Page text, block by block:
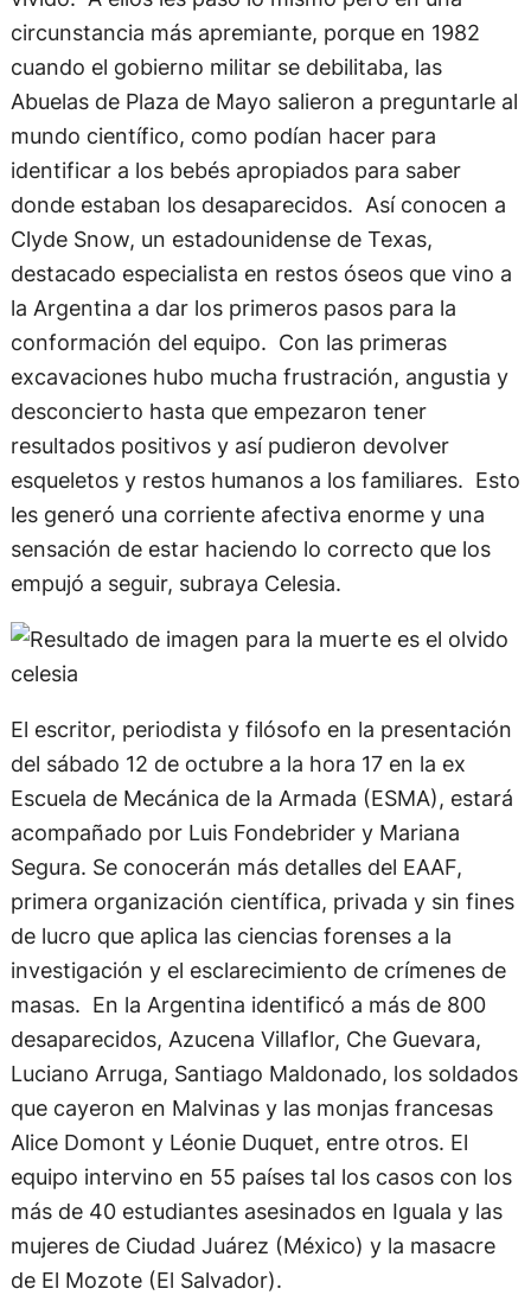
circunstancia más apremiante, porque en 1982
cuando el gobierno militar se debilitaba, las
Abuelas de Plaza de Mayo salieron a preguntarle al
mundo científico, como podían hacer para
identificar a los bebés apropiados para saber
donde estaban los desaparecidos. Así conocen a
Clyde Snow, un estadounidense de Texas,
destacado especialista en restos óseos que vino a
la Argentina a dar los primeros pasos para la
conformación del equipo. Con las primeras
excavaciones hubo mucha frustración, angustia y
desconcierto hasta que empezaron tener
resultados positivos y así pudieron devolver
esqueletos y restos humanos a los familiares. Esto
les generó una corriente afectiva enorme y una
sensación de estar haciendo lo correcto que los
empujó a seguir, subraya Celesia.
El escritor, periodista y filósofo en la presentación
del sábado 12 de octubre a la hora 17 en la ex
Escuela de Mecánica de la Armada (ESMA), estará
acompañado por Luis Fondebrider y Mariana
Segura. Se conocerán más detalles del EAAF,
primera organización científica, privada y sin fines
de lucro que aplica las ciencias forenses a la
investigación y el esclarecimiento de crímenes de
masas. En la Argentina identificó a más de 800
desaparecidos, Azucena Villaflor, Che Guevara,
Luciano Arruga, Santiago Maldonado, los soldados
que cayeron en Malvinas y las monjas francesas
Alice Domont y Léonie Duquet, entre otros. El
equipo intervino en 55 países tal los casos con los
más de 40 estudiantes asesinados en Iguala y las
mujeres de Ciudad Juárez (México) y la masacre
de El Mozote (El Salvador).